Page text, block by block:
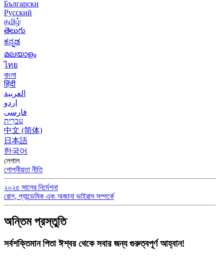
Български
Русский
தமிழ்
తెలుగు
ಕನ್ನಡ
മലയാളം
ไทย
বাংলা
हिंदी
العربية
اردو
فارسی
עִברִית
中文 (简体)
日本語
한국어
লেগাল
গোপনীয়তা নীতি
২০২৫ সালের নির্দেশনা
রোগ, প্যান্ডেমিক এবং অজানা ভাইরাস সম্পর্কে
অন্তিম প্রস্তুতি
সর্বশক্তিমান পিতা ঈশ্বর থেকে সবার জন্য গুরুত্বপূর্ণ আহ্বান!